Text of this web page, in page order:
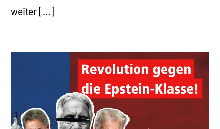
weiter […]